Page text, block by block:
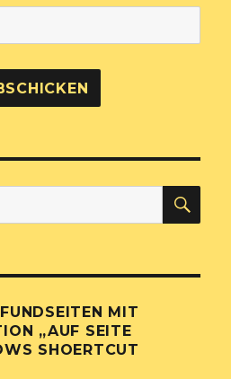
MIT
„AUF SEITE
SHOERTCUT